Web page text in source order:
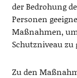
der Bedrohung
Personen
Maßnahmen,
Schutzniveau
Zu den